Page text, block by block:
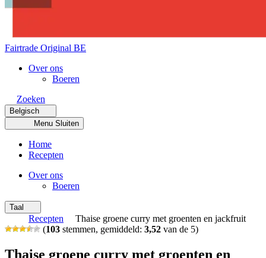
Fairtrade Original BE
Over ons
Boeren
Zoeken
Belgisch
Menu Sluiten
Home
Recepten
Over ons
Boeren
Taal
Recepten
Thaise groene curry met groenten en jackfruit
(103 stemmen, gemiddeld: 3,52 van de 5)
Thaise groene curry met groenten en